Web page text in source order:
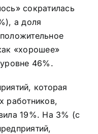
сократилась
а доля
«хорошее»
46%.
которая
работников,
19%. На 3% (с